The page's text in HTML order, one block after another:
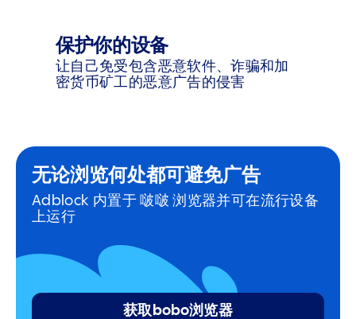
保护你的设备
让自己免受包含恶意软件、诈骗和加
密货币矿工的恶意广告的侵害
无论浏览何处都可避免广告
Adblock 内置于 啵啵 浏览器并可在流行设备
上运行
获取bobo浏览器